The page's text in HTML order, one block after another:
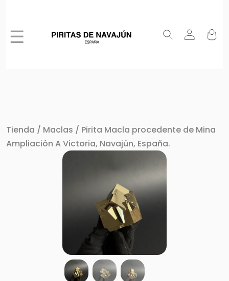
☰
Tienda / Maclas / Pirita Macla procedente de Mina
Ampliación A Victoria, Navajún, España.